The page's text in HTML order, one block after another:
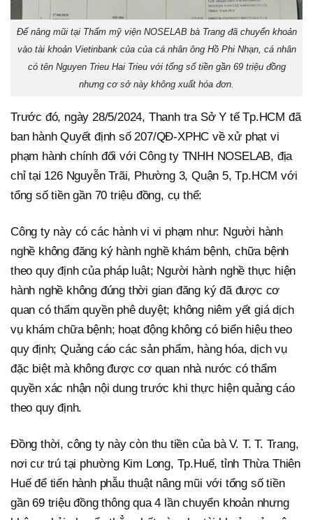
Để nâng mũi tại Thẩm mỹ viện NOSELAB bà Trang đã chuyển khoản
vào tài khoản Vietinbank của của cá nhân ông Hồ Phi Nhạn, cá nhân
có tên Nguyen Trieu Hai Trieu với tổng số tiền gần 69 triệu đồng
nhưng cơ sở này không xuất hóa đơn.
Trước đó, ngày 28/5/2024, Thanh tra Sở Y tế Tp.HCM đã
ban hành Quyết định số 207/QĐ-XPHC về xử phạt vi
phạm hành chính đối với Công ty TNHH NOSELAB, địa
chỉ tại 126 Nguyễn Trãi, Phường 3, Quận 5, Tp.HCM với
tổng số tiền gần 70 triệu đồng, cụ thể:
Công ty này có các hành vi vi phạm như: Người hành
nghề không đăng ký hành nghề khám bệnh, chữa bệnh
theo quy định của pháp luật; Người hành nghề thực hiện
hành nghề không đúng thời gian đăng ký đã được cơ
quan có thẩm quyền phê duyệt; không niêm yết giá dịch
vụ khám chữa bệnh; hoạt động không có biển hiệu theo
quy định; Quảng cáo các sản phẩm, hàng hóa, dịch vụ
đặc biệt mà không được cơ quan nhà nước có thẩm
quyền xác nhận nội dung trước khi thực hiện quảng cáo
theo quy định.
Đồng thời, công ty này còn thu tiền của bà V. T. T. Trang,
nơi cư trú tại phường Kim Long, Tp.Huế, tỉnh Thừa Thiên
Huế để tiến hành phẫu thuật nâng mũi với tổng số tiền
gần 69 triệu đồng thông qua 4 lần chuyển khoản nhưng